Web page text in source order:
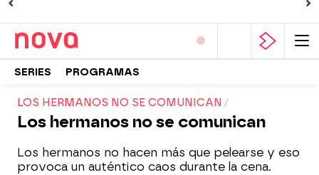
SERIES PROGRAMAS
LOS HERMANOS NO SE COMUNICAN
Los hermanos no se comunican
Los hermanos no hacen más que pelearse y eso
provoca un auténtico caos durante la cena.